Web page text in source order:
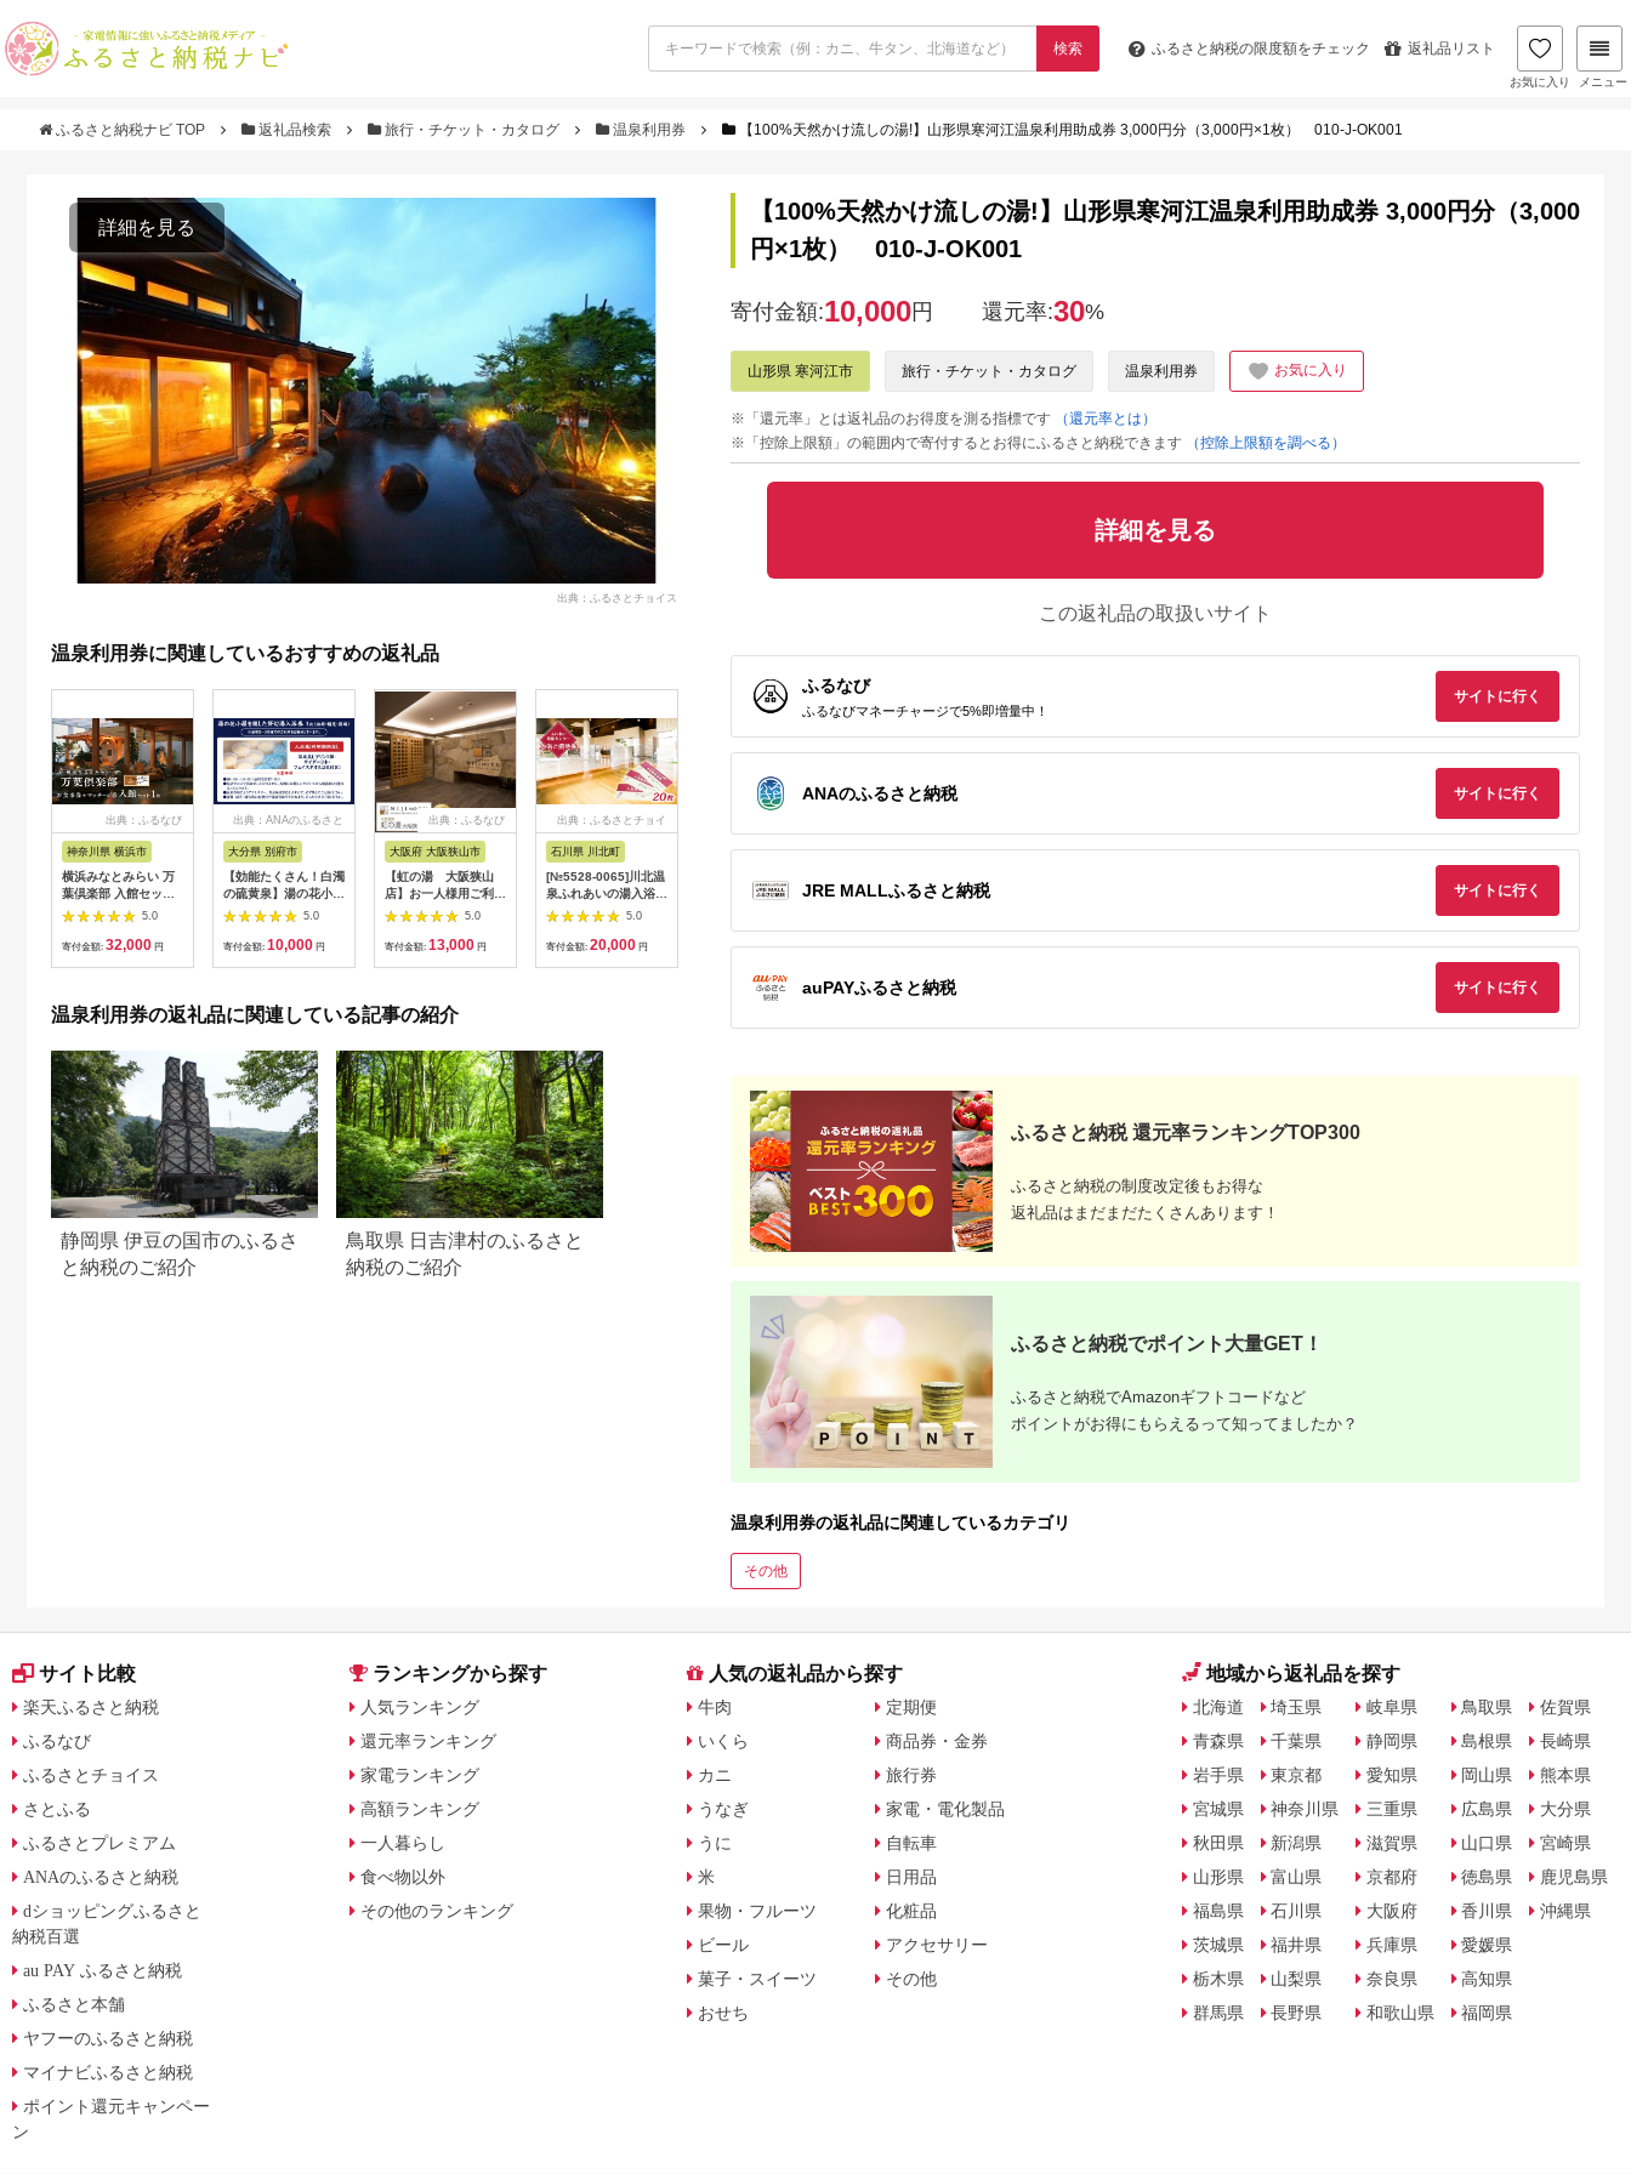
検索 ふるさと納税の限度額をチェック 返礼品リスト
お気に入り メニュー
ふるさと納税ナビ TOP 返礼品検索 旅行・チケット・カタログ 温泉利用券 【100%天然かけ流しの湯!】山形県寒河江温泉利用助成券 3,000円分（3,000円×1枚） 010-J-OK001
詳細を見る
出典：ふるさとチョイス
温泉利用券に関連しているおすすめの返礼品
出典：ふるなび
神奈川県 横浜市
横浜みなとみらい 万
葉倶楽部 入館セット
（お食事券＋マッサー
ジ券付き）｜温泉 夜
景 露天風呂 利用券
5.0
寄付金額: 32,000 円
出典：ANAのふるさと
大分県 別府市
【効能たくさん！白濁
の硫黄泉】湯の花小屋
を模した貸切湯入浴券
（由布・鶴見・高崎）
5.0
寄付金額: 10,000 円
出典：ふるなび
大阪府 大阪狭山市
【虹の湯 大阪狭山
店】お一人様用ご利用
券（5枚） No.125
5.0
寄付金額: 13,000 円
出典：ふるさとチョイ
石川県 川北町
[№5528-0065]川北温
泉ふれあいの湯入浴御
招待券20枚
5.0
寄付金額: 20,000 円
ス
山形県 寒河江市
の湯!】山形県寒河江
枚） 030-J-OK002
寄付金額:30,000円
滋賀県 大津市
りゃんせ と 天然源泉
分） 温泉券
寄付金額:100,000円
ス
山梨県 甲州市
寄付金額:10,000円
長野県 上田市
寄付金額:53,500円
出典：ふるなび
滋賀県 大津市
りゃんせ と 天然源泉
分） 温泉券
5.0
寄付金額:20,000円
出典：JRE MALLふ
山形県 最上町
寄付金額:18,000
温泉利用券の返礼品に関連している記事の紹介
静岡県 伊豆の国市のふるさ
と納税のご紹介
鳥取県 日吉津村のふるさと
納税のご紹介
【100%天然かけ流しの湯!】山形県寒河江温泉利用助成券 3,000円分（3,000
円×1枚） 010-J-OK001
寄付金額:10,000円 還元率:30%
山形県 寒河江市 旅行・チケット・カタログ 温泉利用券 お気に入り
※「還元率」とは返礼品のお得度を測る指標です
（還元率とは）
※「控除上限額」の範囲内で寄付するとお得にふるさと納税できます
（控除上限額を調べる）
詳細を見る
この返礼品の取扱いサイト
ふるなび
ふるなびマネーチャージで5%即増量中！
サイトに行く
ANAのふるさと納税 サイトに行く
JRE MALLふるさと納税 サイトに行く
auPAYふるさと納税 サイトに行く
ふるさと納税 還元率ランキングTOP300
ふるさと納税の制度改定後もお得な
返礼品はまだまだたくさんあります！
ふるさと納税でポイント大量GET！
ふるさと納税でAmazonギフトコードなど
ポイントがお得にもらえるって知ってましたか？
温泉利用券の返礼品に関連しているカテゴリ
その他
サイト比較
楽天ふるさと納税
ふるなび
ふるさとチョイス
さとふる
ふるさとプレミアム
ANAのふるさと納税
dショッピングふるさと
納税百選
au PAY ふるさと納税
ふるさと本舗
ヤフーのふるさと納税
マイナビふるさと納税
ポイント還元キャンペー
ン
ランキングから探す
人気ランキング
還元率ランキング
家電ランキング
高額ランキング
一人暮らし
食べ物以外
その他のランキング
人気の返礼品から探す
牛肉
いくら
カニ
うなぎ
うに
米
果物・フルーツ
ビール
菓子・スイーツ
おせち
定期便
商品券・金券
旅行券
家電・電化製品
自転車
日用品
化粧品
アクセサリー
その他
地域から返礼品を探す
北海道
青森県
岩手県
宮城県
秋田県
山形県
福島県
茨城県
栃木県
群馬県
埼玉県
千葉県
東京都
神奈川県
新潟県
富山県
石川県
福井県
山梨県
長野県
岐阜県
静岡県
愛知県
三重県
滋賀県
京都府
大阪府
兵庫県
奈良県
和歌山県
鳥取県
島根県
岡山県
広島県
山口県
徳島県
香川県
愛媛県
高知県
福岡県
佐賀県
長崎県
熊本県
大分県
宮崎県
鹿児島県
沖縄県